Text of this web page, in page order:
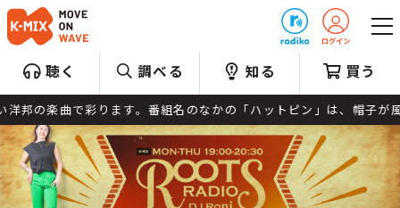
聴く 調べる 知る 買う
ます。番組名のなかの「ハットピン」は、帽子が風で飛